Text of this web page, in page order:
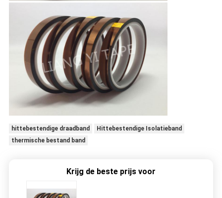
hittebestendige draadband
Hittebestendige Isolatieband
thermische bestand band
Krijg de beste prijs voor